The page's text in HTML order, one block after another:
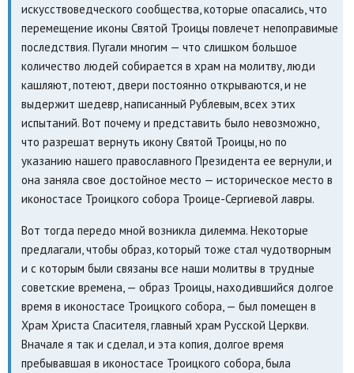
искусствоведческого сообщества, которые опасались, что
перемещение иконы Святой Троицы повлечет непоправимые
последствия. Пугали многим — что слишком большое
количество людей собирается в храм на молитву, люди
кашляют, потеют, двери постоянно открываются, и не
выдержит шедевр, написанный Рублевым, всех этих
испытаний. Вот почему и представить было невозможно,
что разрешат вернуть икону Святой Троицы, но по
указанию нашего православного Президента ее вернули, и
она заняла свое достойное место — историческое место в
иконостасе Троицкого собора Троице-Сергиевой лавры.
Вот тогда передо мной возникла дилемма. Некоторые
предлагали, чтобы образ, который тоже стал чудотворным
и с которым были связаны все наши молитвы в трудные
советские времена, — образ Троицы, находившийся долгое
время в иконостасе Троицкого собора, — был помещен в
Храм Христа Спасителя, главный храм Русской Церкви.
Вначале я так и сделал, и эта копия, долгое время
пребывавшая в иконостасе Троицкого собора, была